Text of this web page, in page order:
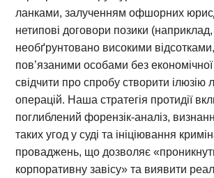
ланками, залученням офшорних
нетипові договори позики (наприклад,
необґрунтовано високими
пов’язаними особами без
свідчити про спробу створити ілюзію
операцій. Наша стратегія протидії
поглиблений форензік-аналіз,
таких угод у суді та ініціювання
проваджень, що дозволяє
корпоративну завісу» та виявити